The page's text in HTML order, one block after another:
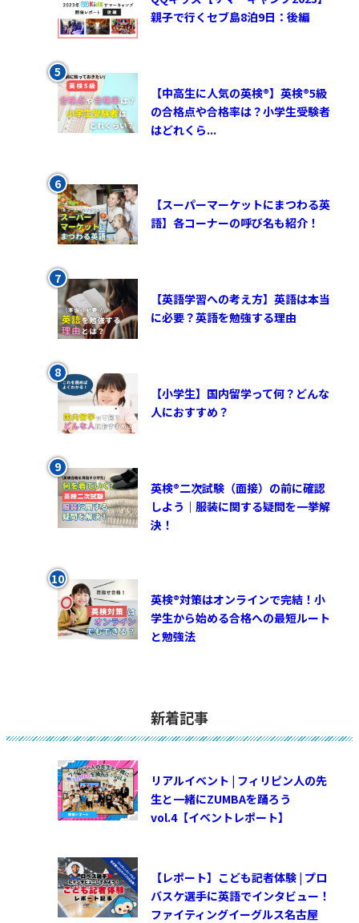
親子で行くセブ島8泊9日：後編
【中高生に人気の英検®︎】英検®︎5級
の合格点や合格率は？小学生受験者
はどれくら...
【スーパーマーケットにまつわる英
語】各コーナーの呼び名も紹介！
【英語学習への考え方】英語は本当
に必要？英語を勉強する理由
【小学生】国内留学って何？どんな
人におすすめ？
英検®︎二次試験（面接）の前に確認
しよう｜服装に関する疑問を一挙解
決！
英検®対策はオンラインで完結！小
学生から始める合格への最短ルート
と勉強法
新着記事
リアルイベント | フィリピン人の先
生と一緒にZUMBAを踊ろう
vol.4【イベントレポート】
【レポート】こども記者体験 | プロ
バスケ選手に英語でインタビュー！
ファイティングイーグルス名古屋